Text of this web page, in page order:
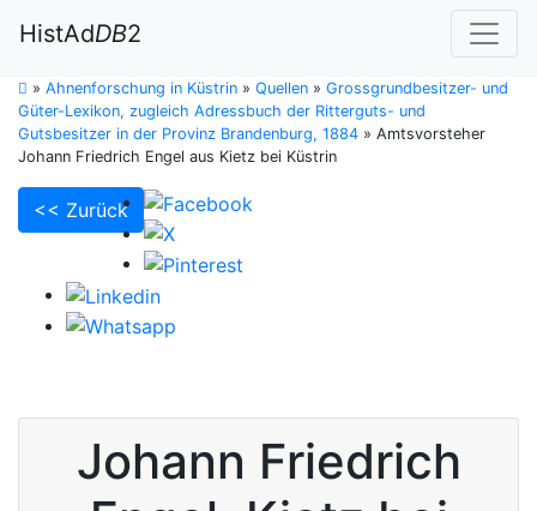
HistAdDB2
» Ahnenforschung in Küstrin » Quellen » Grossgrundbesitzer- und
Güter-Lexikon, zugleich Adressbuch der Ritterguts- und
Gutsbesitzer in der Provinz Brandenburg, 1884 » Amtsvorsteher
Johann Friedrich Engel aus Kietz bei Küstrin
<< Zurück
Johann Friedrich